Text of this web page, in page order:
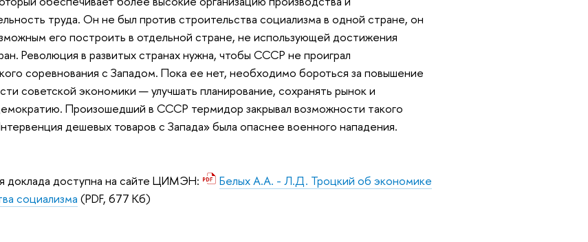
труда. Он не был против строительства социализма в одной стране, он
его построить в отдельной стране, не использующей достижения
Революция в развитых странах нужна, чтобы СССР не проиграл
соревнования с Западом. Пока ее нет, необходимо бороться за повышение
советской экономики — улучшать планирование, сохранять рынок и
Произошедший в СССР термидор закрывал возможности такого
дешевых товаров с Запада» была опаснее военного нападения.
доклада доступна на сайте ЦИМЭН:
Белых А.А. - Л.Д. Троцкий об экономике
социализма (PDF, 677 Кб)